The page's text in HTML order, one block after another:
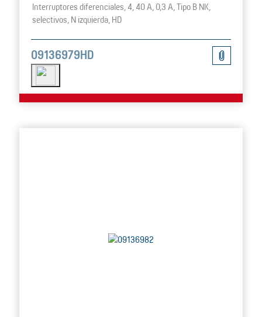
Interruptores diferenciales, 4, 40 A, 0,3 A, Tipo B NK,
selectivos, N izquierda, HD
09136979HD